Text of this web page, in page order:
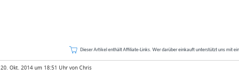
Dieser Artikel enthält Affiliate-Links. Wer darüber einkauft unterstützt uns mit
20. Okt. 2014 um 18:51 Uhr von Chris